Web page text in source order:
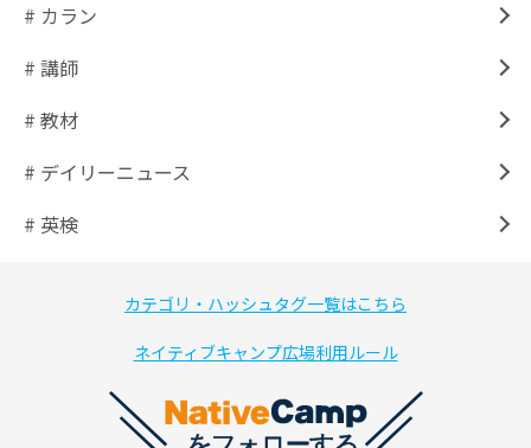
# カラン
# 講師
# 教材
# デイリーニュース
# 英検
カテゴリ・ハッシュタグ一覧はこちら
ネイティブキャンプ広場利用ルール